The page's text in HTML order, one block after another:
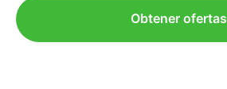
Obtener ofertas